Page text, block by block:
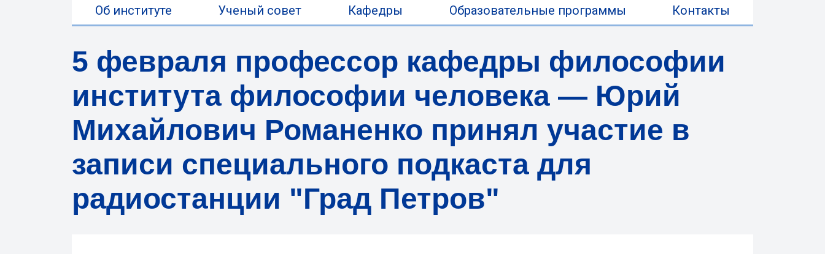
Об институте Ученый совет Кафедры Образовательные программы Контакты
5 февраля профессор кафедры философии
института философии человека — Юрий
Михайлович Романенко принял участие в
записи специального подкаста для
радиостанции "Град Петров"